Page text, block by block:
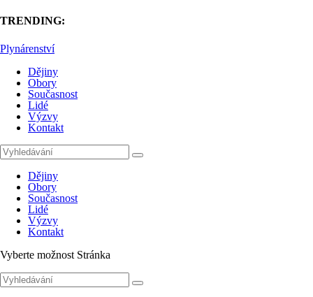
TRENDING:
Plynárenství
Dějiny
Obory
Současnost
Lidé
Výzvy
Kontakt
Dějiny
Obory
Současnost
Lidé
Výzvy
Kontakt
Vyberte možnost Stránka